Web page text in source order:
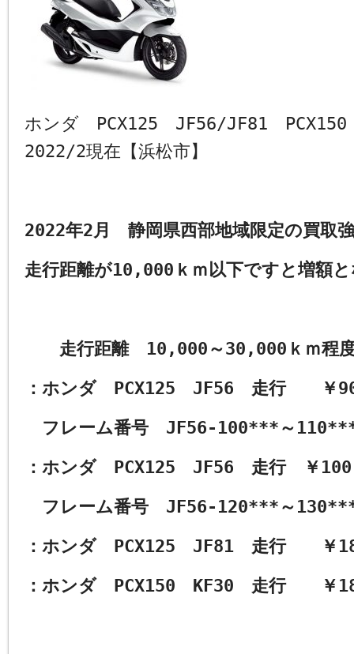
ホンダ PCX125 JF56/JF81
2022/2現在【浜松市】
2022年2月 静岡県西部地域限定の買取
走行距離が10,000 ｋｍ以下ですと増額
走行距離 10,000 ～30,000 ｋｍ程
：ホンダ PCX125 JF56 走行 ￥
フレーム番号 JF56-100*** ～
：ホンダ PCX125 JF56 走行 ￥
フレーム番号 JF56-120*** ～
：ホンダ PCX125 JF81 走行 ￥
：ホンダ PCX150 KF30 走行 ￥